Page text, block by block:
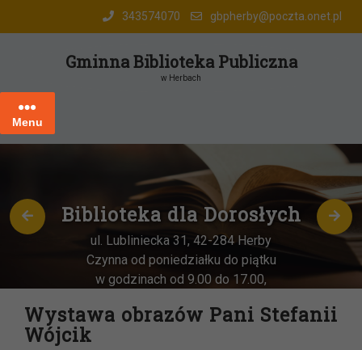
343574070 gbpherby@poczta.onet.pl
Gminna Biblioteka Publiczna
w Herbach
Menu
Biblioteka dla Dorosłych
ul. Lubliniecka 31, 42-284 Herby
Czynna od poniedziałku do piątku
w godzinach od 9.00 do 17.00,
w godz. 9:00-13:00
Wystawa obrazów Pani Stefanii
Wójcik